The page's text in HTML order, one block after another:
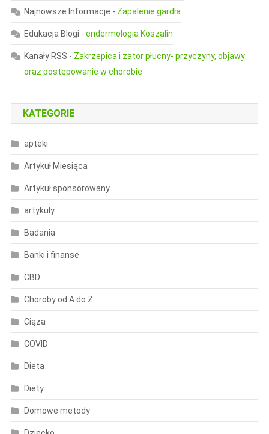
Najnowsze Informacje - Zapalenie gardła
Edukacja Blogi - endermologia Koszalin
Kanały RSS - Zakrzepica i zator płucny- przyczyny, objawy
oraz postępowanie w chorobie
KATEGORIE
apteki
Artykuł Miesiąca
Artykuł sponsorowany
artykuły
Badania
Banki i finanse
CBD
Choroby od A do Z
Ciąża
COVID
Dieta
Diety
Domowe metody